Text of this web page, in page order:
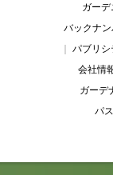
ガーデ
バックナン
パブリシ
会社情
ガーデ
パ